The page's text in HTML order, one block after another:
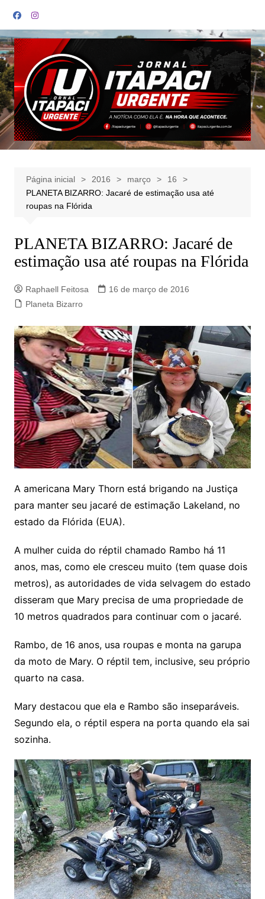
para
o
conteúdo
Página inicial 2016 março
16
PLANETA BIZARRO: Jacaré de estimação usa até
roupas na Flórida
PLANETA BIZARRO: Jacaré de
estimação usa até roupas na Flórida
Raphaell Feitosa
16 de março de 2016
Planeta Bizarro
A americana Mary Thorn está brigando na Justiça
para manter seu jacaré de estimação Lakeland, no
estado da Flórida (EUA).
A mulher cuida do réptil chamado Rambo há 11
anos, mas, como ele cresceu muito (tem quase dois
metros), as autoridades de vida selvagem do estado
disseram que Mary precisa de uma propriedade de
10 metros quadrados para continuar com o jacaré.
Rambo, de 16 anos, usa roupas e monta na garupa
da moto de Mary. O réptil tem, inclusive, seu próprio
quarto na casa.
Mary destacou que ela e Rambo são inseparáveis.
Segundo ela, o réptil espera na porta quando ela sai
sozinha.